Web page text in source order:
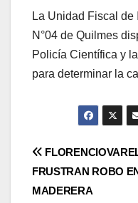
La Unidad Fiscal de
N°04 de Quilmes
Policía Científica y
para determinar la
Post
navigation
FRUSTRAN ROBO
MADERERA